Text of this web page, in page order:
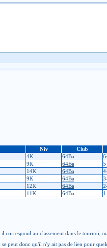
Niv Club
4K 64Ba
9K 64Ba
14K 64Ba
9K 64Ba
12K 64Ba
11K 64Ba
au classement dans le tournoi,
peut donc qu'il n'y ait pas de lien pour